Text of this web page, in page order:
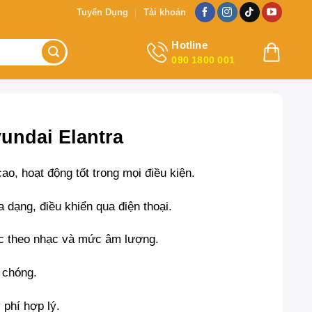
Tuyển Dụng Tài khoản
Hotline
090 1800 001
Elantra
hoạt động tốt trong mọi điều kiện.
điều khiển qua điện thoại.
theo nhạc và mức âm lượng.
phí hợp lý.